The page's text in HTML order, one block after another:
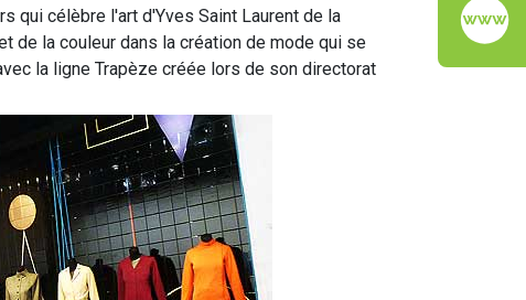
qui célèbre l'art d'Yves Saint Laurent de la
de la couleur dans la création de mode qui se
la ligne Trapèze créée lors de son directorat